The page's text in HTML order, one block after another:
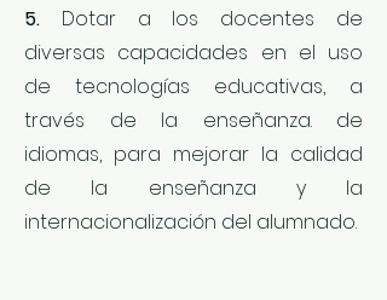
5. Dotar a los docentes de
diversas capacidades en el uso
de tecnologías educativas, a
través de la enseñanza. de
idiomas, para mejorar la calidad
de la enseñanza y la
internacionalización del alumnado.